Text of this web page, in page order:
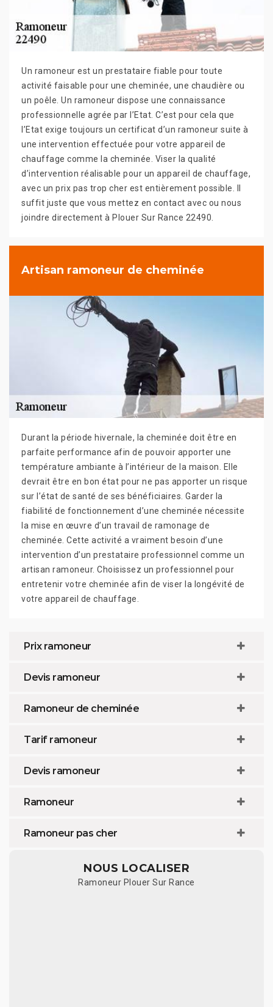
Un ramoneur est un prestataire fiable pour toute
activité faisable pour une cheminée, une chaudière ou
un poêle. Un ramoneur dispose une connaissance
professionnelle agrée par l’Etat. C’est pour cela que
l’Etat exige toujours un certificat d’un ramoneur suite à
une intervention effectuée pour votre appareil de
chauffage comme la cheminée. Viser la qualité
d’intervention réalisable pour un appareil de chauffage,
avec un prix pas trop cher est entièrement possible. Il
suffit juste que vous mettez en contact avec ou nous
joindre directement à Plouer Sur Rance 22490.
Artisan ramoneur de cheminée
Durant la période hivernale, la cheminée doit être en
parfaite performance afin de pouvoir apporter une
température ambiante à l’intérieur de la maison. Elle
devrait être en bon état pour ne pas apporter un risque
sur l’état de santé de ses bénéficiaires. Garder la
fiabilité de fonctionnement d’une cheminée nécessite
la mise en œuvre d’un travail de ramonage de
cheminée. Cette activité a vraiment besoin d’une
intervention d’un prestataire professionnel comme un
artisan ramoneur. Choisissez un professionnel pour
entretenir votre cheminée afin de viser la longévité de
votre appareil de chauffage.
Prix ramoneur
Devis ramoneur
Ramoneur de cheminée
Tarif ramoneur
Devis ramoneur
Ramoneur
Ramoneur pas cher
NOUS LOCALISER
Ramoneur Plouer Sur Rance